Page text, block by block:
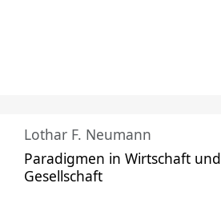
Lothar F. Neumann
Paradigmen in Wirtschaft und
Gesellschaft